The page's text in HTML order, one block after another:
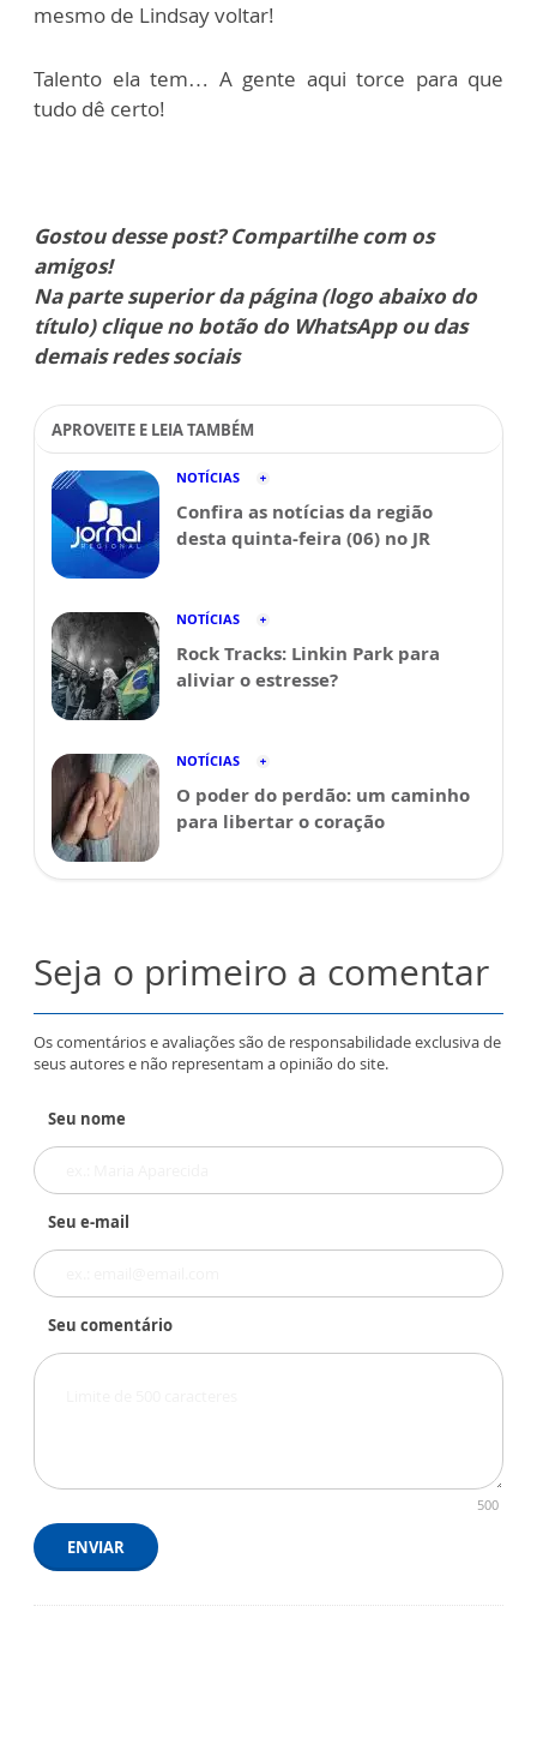
mesmo de Lindsay voltar!
Talento ela tem… A gente aqui torce para que
tudo dê certo!
Gostou desse post? Compartilhe com os
amigos!
Na parte superior da página (logo abaixo do
título) clique no botão do WhatsApp ou das
demais redes sociais
APROVEITE E LEIA TAMBÉM
NOTÍCIAS
Confira as notícias da região
desta quinta-feira (06) no JR
NOTÍCIAS
Rock Tracks: Linkin Park para
aliviar o estresse?
NOTÍCIAS
O poder do perdão: um caminho
para libertar o coração
Seja o primeiro a comentar
Os comentários e avaliações são de responsabilidade exclusiva de
seus autores e não representam a opinião do site.
Seu nome
Seu e-mail
Seu comentário
500
ENVIAR